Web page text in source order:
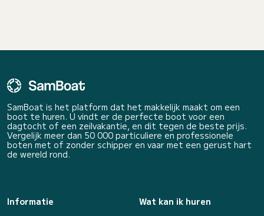
SamBoat is het platform dat het makkelijk maakt om een
boot te huren. U vindt er de perfecte boot voor een
dagtocht of een zeilvakantie, en dit tegen de beste prijs.
Vergelijk meer dan 50 000 particuliere en professionele
boten met of zonder schipper en vaar met een gerust hart
de wereld rond.
Informatie
Wat kan ik huren